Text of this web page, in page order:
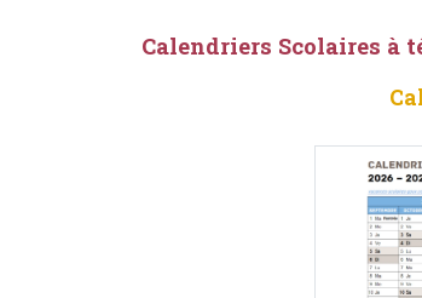
Calendriers Scolaires à